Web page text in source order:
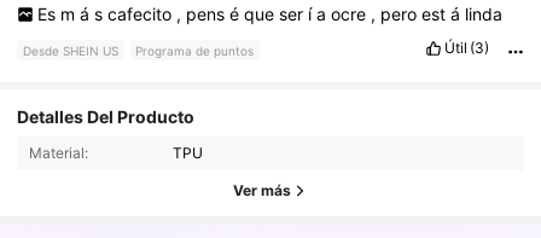
Es m á s cafecito , pens é que ser ía ocre , pero est á linda
Desde SHEIN US Programa de puntos Útil (3)
Detalles Del Producto
Material: TPU
Ver más
23K Seguidores